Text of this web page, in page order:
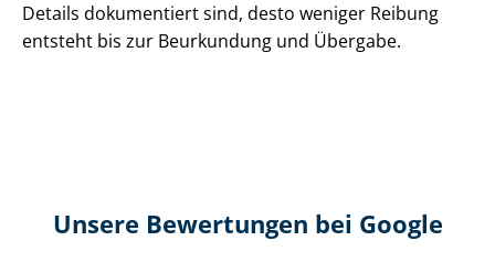
Details dokumentiert sind, desto weniger Reibung
entsteht bis zur Beurkundung und Übergabe.
Unsere Bewertungen bei Google